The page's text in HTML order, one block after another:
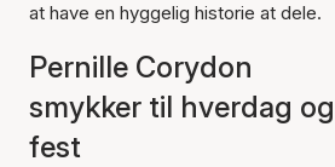
at have en hyggelig historie at dele.
Pernille Corydon
smykker til hverdag og
fest